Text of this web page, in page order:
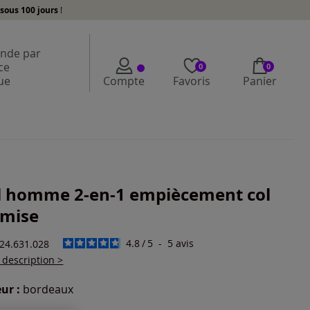
sous 100 jours !
par
Compte
0
Favoris
0
Panier
homme 2-en-1 empiècement col
4.8/ 5 - 5avis
description >
: bordeaux